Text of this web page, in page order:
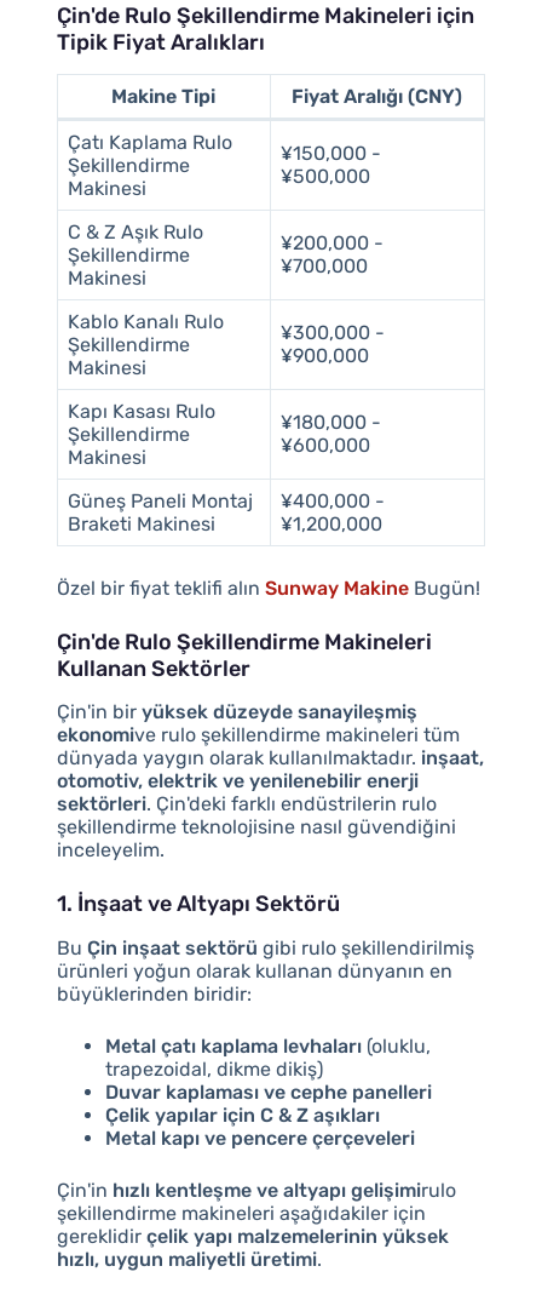
Çin'de Rulo Şekillendirme Makineleri için
Tipik Fiyat Aralıkları
Makine Tipi
Fiyat Aralığı (CNY)
Çatı Kaplama Rulo
Şekillendirme
Makinesi
¥150,000 -
¥500,000
C & Z Aşık Rulo
Şekillendirme
Makinesi
¥200,000 -
¥700,000
Kablo Kanalı Rulo
Şekillendirme
Makinesi
¥300,000 -
¥900,000
Kapı Kasası Rulo
Şekillendirme
Makinesi
¥180,000 -
¥600,000
Güneş Paneli Montaj
Braketi Makinesi
¥400,000 -
¥1,200,000
Özel bir fiyat teklifi alın Sunway MakineBugün!
Çin'de Rulo Şekillendirme Makineleri
Kullanan Sektörler
Çin'in bir yüksek düzeyde sanayileşmiş
ekonomive rulo şekillendirme makineleri tüm
dünyada yaygın olarak kullanılmaktadır. inşaat,
otomotiv, elektrik ve yenilenebilir enerji
sektörleri. Çin'deki farklı endüstrilerin rulo
şekillendirme teknolojisine nasıl güvendiğini
inceleyelim.
1. İnşaat ve Altyapı Sektörü
Bu Çin inşaat sektörü gibi rulo şekillendirilmiş
ürünleri yoğun olarak kullanan dünyanın en
büyüklerinden biridir:
Metal çatı kaplama levhaları(oluklu,
trapezoidal, dikme dikiş)
Duvar kaplaması ve cephe panelleri
Çelik yapılar için C & Z aşıkları
Metal kapı ve pencere çerçeveleri
Çin'in hızlı kentleşme ve altyapı gelişimirulo
şekillendirme makineleri aşağıdakiler için
gereklidir çelik yapı malzemelerinin yüksek
hızlı, uygun maliyetli üretimi.